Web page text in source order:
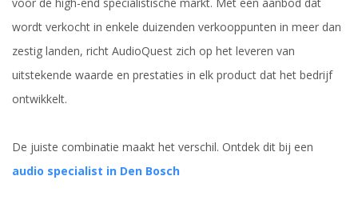
wordt verkocht in enkele duizenden verkooppunten in meer dan
zestig landen, richt AudioQuest zich op het leveren van
uitstekende waarde en prestaties in elk product dat het bedrijf
ontwikkelt.
De juiste combinatie maakt het verschil. Ontdek dit bij een
audio specialist in Den Bosch